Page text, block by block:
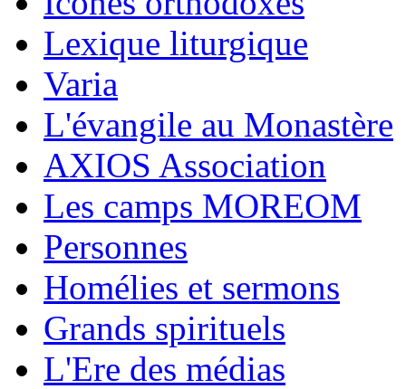
Lexique liturgique
Varia
L'évangile au Monastère
AXIOS Association
Les camps MOREOM
Personnes
Homélies et sermons
Grands spirituels
L'Ere des médias